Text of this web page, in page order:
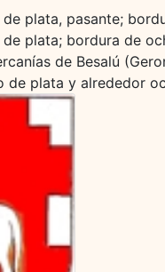
de plata, pasante;
de plata; bordura de
de Besalú
de plata y alrededor